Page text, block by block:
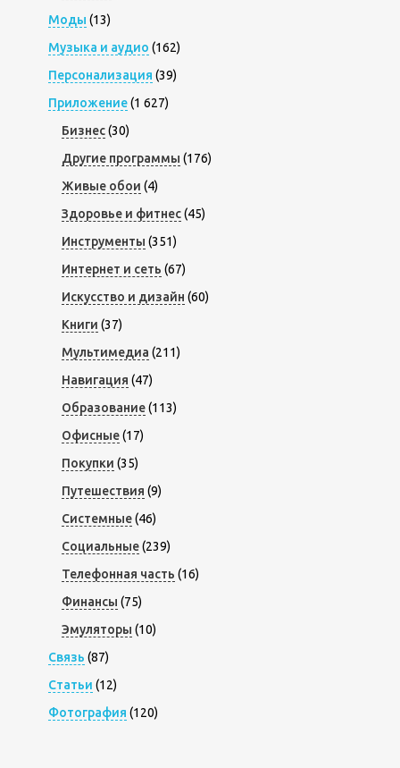
Моды (13)
Музыка и аудио (162)
Персонализация (39)
Приложение(1 627)
Бизнес(30)
Другие программы (176)
Живые обои (4)
Здоровье и фитнес(45)
Инструменты (351)
Интернет и сеть (67)
Искусство и дизайн (60)
Книги (37)
Мультимедиа (211)
Навигация (47)
Образование(113)
Офисные(17)
Покупки (35)
Путешествия (9)
Системные(46)
Социальные(239)
Телефонная часть (16)
Финансы (75)
Эмуляторы (10)
Связь (87)
Статьи (12)
Фотография (120)